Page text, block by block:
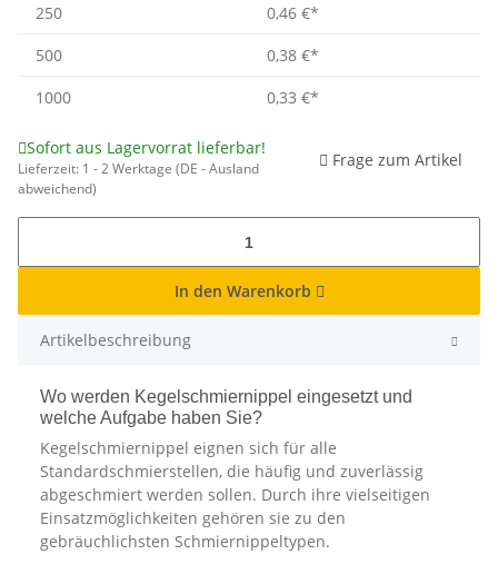
250
0,46 €*
500
0,38 €*
1000
0,33 €*
Sofort aus Lagervorrat lieferbar!
Lieferzeit: 1 - 2 Werktage (DE - Ausland
abweichend)
Frage zum Artikel
In den Warenkorb
Artikelbeschreibung
Wo werden Kegelschmiernippel eingesetzt und
welche Aufgabe haben Sie?
Kegelschmiernippel eignen sich für alle
Standardschmierstellen, die häufig und zuverlässig
abgeschmiert werden sollen. Durch ihre vielseitigen
Einsatzmöglichkeiten gehören sie zu den
gebräuchlichsten Schmiernippeltypen.